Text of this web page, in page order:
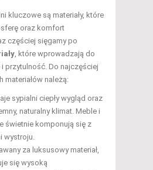
kluczowe są materiały, które
oraz komfort
częściej sięgamy po
, które wprowadzają do
przytulność. Do najczęściej
materiałów należą:
sypialni ciepły wygląd oraz
naturalny klimat. Meble i
świetnie komponują się z
wystroju.
za luksusowy materiał,
się wysoką